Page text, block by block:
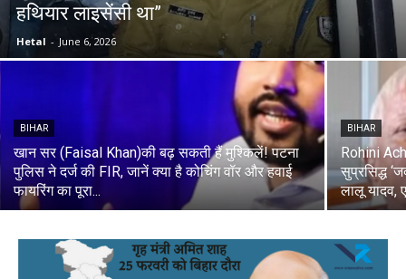
हथियार लाइसेंसी था”
Hetal - June 6, 2026
BIHAR
खान सर (Faisal Khan)की बढ़ सकती हैं मुश्किलें! पटना
पुलिस ने दर्ज की FIR, जानें क्या है कोचिंग वॉर और हवाई
फायरिंग का पूरा...
BIHAR
Rohini
सुप्रसिद्ध
लालू यादव,